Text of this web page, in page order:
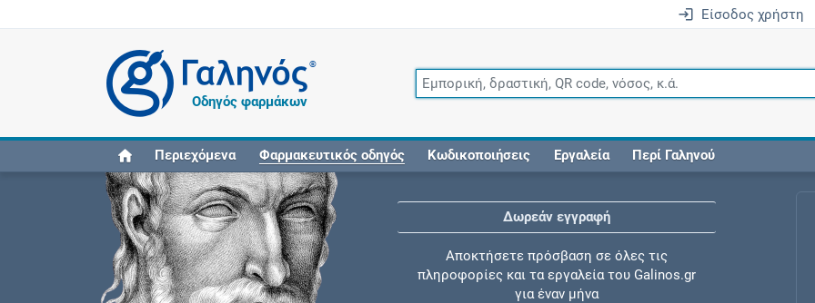
Είσοδος χρήστη
®
Οδηγός φαρμάκων
Περιεχόμενα Φαρμακευτικός οδηγός Κωδικοποιήσεις Εργαλεία Περί Γαληνού
Δωρεάν εγγραφή
Αποκτήσετε πρόσβαση σε όλες τις
πληροφορίες και τα εργαλεία του Galinos.gr
για έναν μήνα